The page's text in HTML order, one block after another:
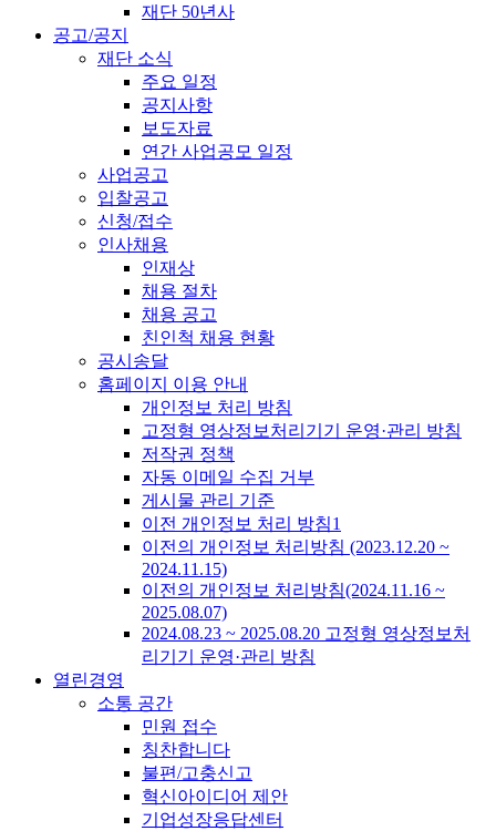
재단 50년사
공고/공지
재단 소식
주요 일정
공지사항
보도자료
연간 사업공모 일정
사업공고
입찰공고
신청/접수
인사채용
인재상
채용 절차
채용 공고
친인척 채용 현황
공시송달
홈페이지 이용 안내
개인정보 처리 방침
고정형 영상정보처리기기 운영·관리 방침
저작권 정책
자동 이메일 수집 거부
게시물 관리 기준
이전 개인정보 처리 방침1
이전의 개인정보 처리방침 (2023.12.20 ~
2024.11.15)
이전의 개인정보 처리방침(2024.11.16 ~
2025.08.07)
2024.08.23 ~ 2025.08.20 고정형 영상정보처
리기기 운영·관리 방침
열린경영
소통 공간
민원 접수
칭찬합니다
불편/고충신고
혁신아이디어 제안
기업성장응답센터